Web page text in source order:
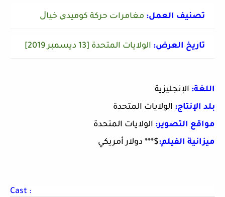
تصنيف العمل: ﻣﻐﺎﻣﺮاﺕ ﺣﺮﻛﺔ ﻛﻮﻣﻴﺪﻱ ﺧﻴﺎﻝ
تاريخ العرض: الولايات المتحدة [13 ديسمبر 2019]
اللغة: الإنجليزية
بلد الإنتاج: الولايات المتحدة
مواقع التصوير: الولايات المتحدة
ميزانية الفيلم:$*** دولار أمريكي
Cast :